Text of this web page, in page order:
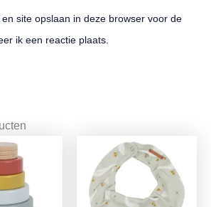
site opslaan in deze browser voor de
ik een reactie plaats.
Huidige
prijs
€12,63.
Oorspronkelijke
prijs
was:
€9,95.
Huidige
prijs
€7,86.